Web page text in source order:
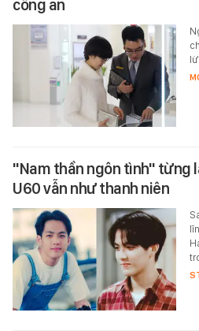
công an
"Nam thần ngôn tình" từng
U60 vẫn như thanh niên